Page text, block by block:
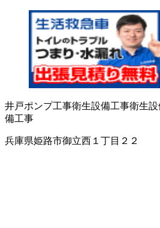
井戸ポンプ工事衛生設備工事衛生
備工事
兵庫県姫路市御立西１丁目２２